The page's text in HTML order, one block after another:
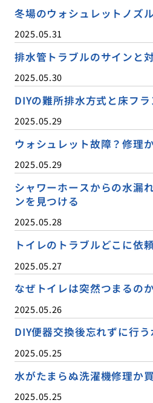
冬場のウォシュレットノズ
2025.05.31
排水管トラブルのサインと
2025.05.30
DIYの難所排水方式と床フ
2025.05.29
ウォシュレット故障？修理
2025.05.29
シャワーホースからの水漏
ンを見つける
2025.05.28
トイレのトラブルどこに依
2025.05.27
なぜトイレは突然つまるの
2025.05.26
DIY便器交換後忘れずに行
2025.05.25
水がたまらぬ洗濯機修理か
2025.05.25